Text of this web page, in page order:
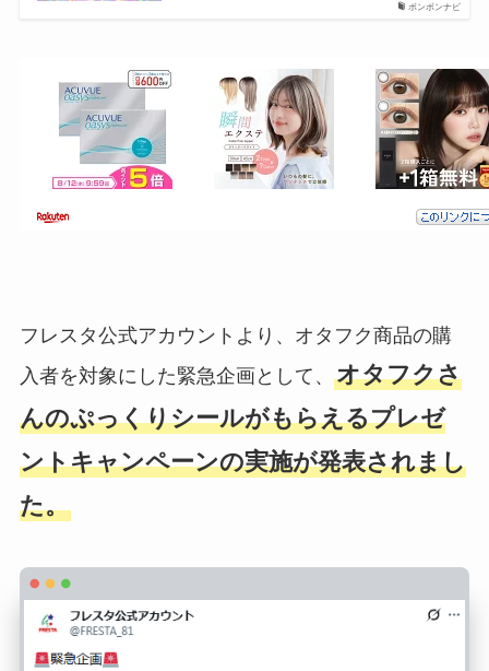
ボンボンナビ
フレスタ公式アカウントより、オタフク商品の購
入者を対象にした緊急企画として、 オタフクさ
んのぷっくりシールがもらえるプレゼ
ントキャンペーンの実施が発表されまし
た。